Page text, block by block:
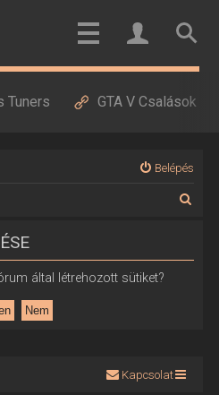
Tuners GTA V Csalások
Belépés
által létrehozott sütiket?
Kapcsolat